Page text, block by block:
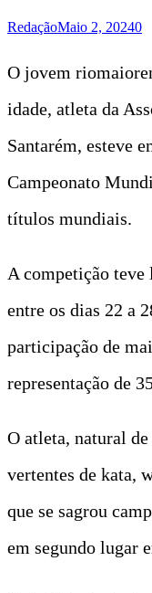
RedaçãoMaio 2, 20240
O jovem
idade, atleta da
Santarém, esteve
Campeonato
títulos mundiais.
A competição
entre os dias 22 a
participação de
representação de
O atleta, natural
vertentes de kata,
que se sagrou
em segundo lugar